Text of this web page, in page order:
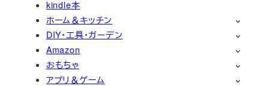
kindle本
ホーム＆キッチン
DIY・工具・ガーデン
Amazon
おもちゃ
アプリ＆ゲーム